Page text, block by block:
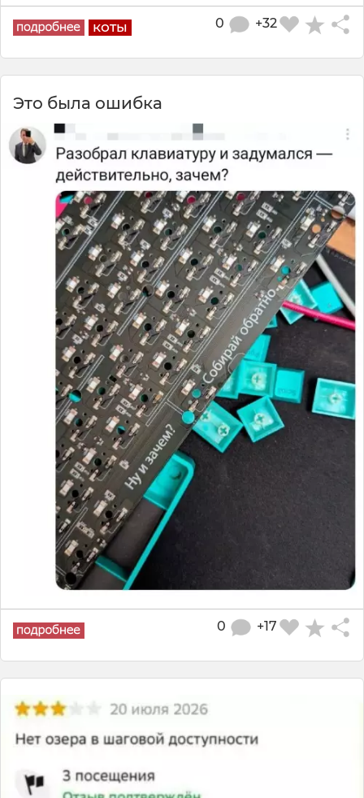
коты +32
0
Это была ошибка
+17
0